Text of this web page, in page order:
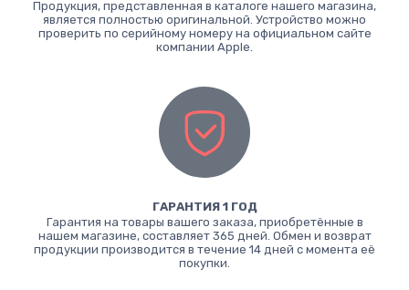
Продукция, представленная в каталоге нашего магазина,
является полностью оригинальной. Устройство можно
проверить по серийному номеру на официальном сайте
компании Apple.
ГАРАНТИЯ 1 ГОД
Гарантия на товары вашего заказа, приобретённые в
нашем магазине, составляет 365 дней. Обмен и возврат
продукции производится в течение 14 дней с момента её
покупки.